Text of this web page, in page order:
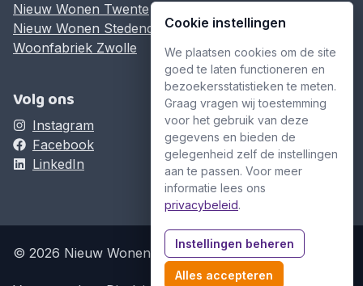
Nieuw Wonen Twente
Nieuw Wonen Stedendriehoek
Woonfabriek Zwolle
Volg ons
Instagram
Facebook
LinkedIn
© 2026 Nieuw Wonen Achterhoek
Cookie instellingen
We plaatsen cookies om de site
goed te laten functioneren en
bezoekersstatistieken te meten.
Graag vragen wij toestemming
voor het gebruik van deze
gegevens en bieden de
gelegenheid zelf de instellingen
aan te passen. Voor meer
informatie lees ons
privacybeleid.
Instellingen beheren
Alles accepteren